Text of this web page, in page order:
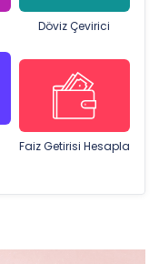
Döviz Çevirici
Faiz Getirisi Hesapla